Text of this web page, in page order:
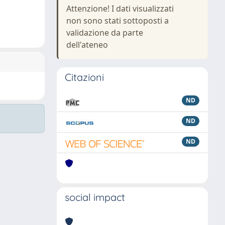
Attenzione! I dati visualizzati
non sono stati sottoposti a
validazione da parte
dell'ateneo
Citazioni
ND
ND
ND
social impact